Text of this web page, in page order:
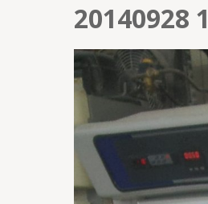
20140928